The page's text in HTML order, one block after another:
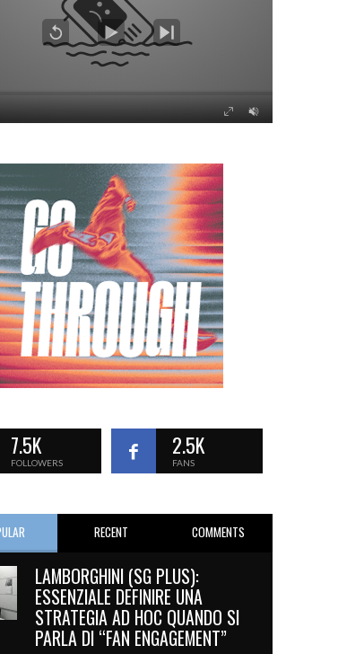
7.5K
FOLLOWERS
2.5K
FANS
RECENT COMMENTS
LAMBORGHINI (SG PLUS):
ESSENZIALE DEFINIRE UNA
STRATEGIA AD HOC QUANDO SI
PARLA DI “FAN ENGAGEMENT”